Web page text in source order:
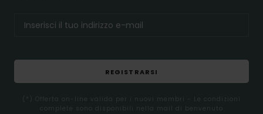
REGISTRARSI
(*) Offerta on-line valida per i nuovi membri - Le condizioni
complete sono disponibili nella mail di benvenuto